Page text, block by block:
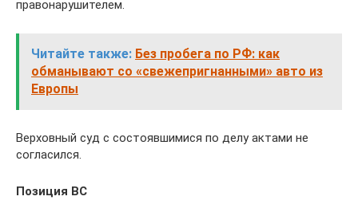
правонарушителем.
Читайте также: Без пробега по РФ: как
обманывают со «свежепригнанными» авто из
Европы
Верховный суд с состоявшимися по делу актами не
согласился.
Позиция ВС